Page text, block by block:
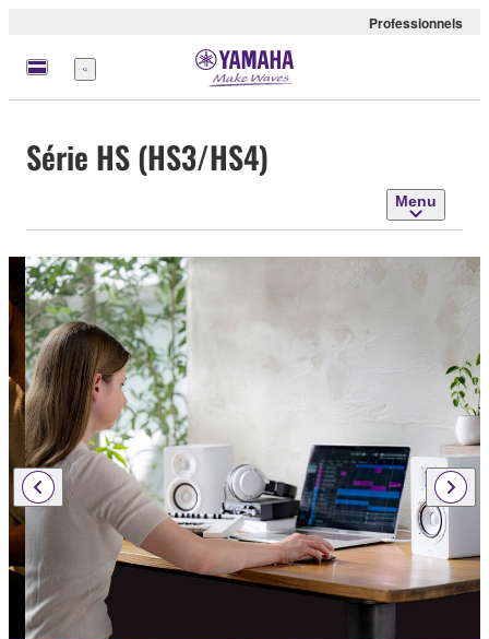
Professionnels
Menu
Série HS (HS3/HS4)
Menu